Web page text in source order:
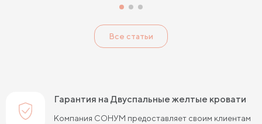
Двуспальные кровати 140 см шириной
Двуспальные кровати 200 см шириной
Все статьи
Гарантия на Двуспальные желтые кровати
Компания СОНУМ предоставляет своим клиентам